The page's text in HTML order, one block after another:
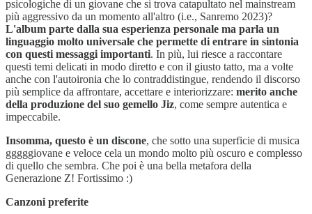
psicologiche di un giovane che si trova catapultato nel mainstream
più aggressivo da un momento all'altro (i.e., Sanremo 2023)?
L'album parte dalla sua esperienza personale ma parla un
linguaggio molto universale che permette di entrare in sintonia
con questi messaggi importanti. In più, lui riesce a raccontare
questi temi delicati in modo diretto e con il giusto tatto, ma a volte
anche con l'autoironia che lo contraddistingue, rendendo il discorso
più semplice da affrontare, accettare e interiorizzare: merito anche
della produzione del suo gemello Jiz, come sempre autentica e
impeccabile.
Insomma, questo è un discone, che sotto una superficie di musica
gggggiovane e veloce cela un mondo molto più oscuro e complesso
di quello che sembra. Che poi è una bella metafora della
Generazione Z! Fortissimo :)
Canzoni preferite